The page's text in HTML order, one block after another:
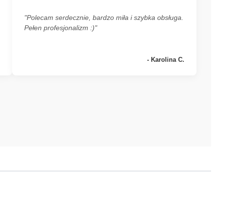
"Polecam serdecznie, bardzo miła i szybka obsługa.
Pełen profesjonalizm :)"
- Karolina C.